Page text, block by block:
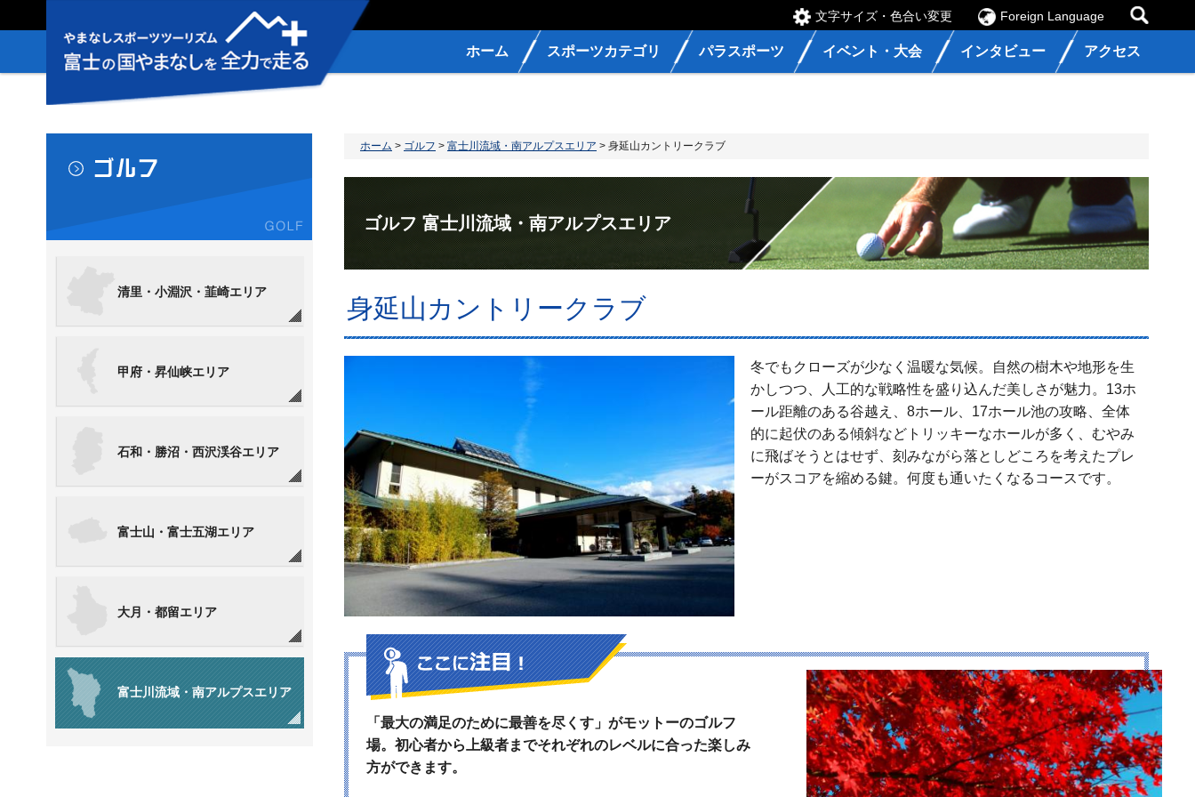
ーツツーリズ
ム 富士の国
力で走る＋
文字サイズ・色合い変更 Foreign Language
ホーム スポーツカテゴリ パラスポーツ イベント・大会 インタビュー アクセス
清里・小淵沢・韮崎エリア
甲府・昇仙峡エリア
石和・勝沼・西沢渓谷エリア
富士山・富士五湖エリア
大月・都留エリア
富士川流域・南アルプスエリア
ホーム > ゴルフ > 富士川流域・南アルプスエリア > 身延山カントリークラブ
ゴルフ 富士川流域・南アルプスエリア
身延山カントリークラブ
冬でもクローズが少なく温暖な気候。自然の樹木や地形を生
かしつつ、人工的な戦略性を盛り込んだ美しさが魅力。13ホ
ール距離のある谷越え、8ホール、17ホール池の攻略、全体
的に起伏のある傾斜などトリッキーなホールが多く、むやみ
に飛ばそうとはせず、刻みながら落としどころを考えたプレ
ーがスコアを縮める鍵。何度も通いたくなるコースです。
「最大の満足のために最善を尽くす」がモットーのゴルフ
場。初心者から上級者までそれぞれのレベルに合った楽しみ
方ができます。